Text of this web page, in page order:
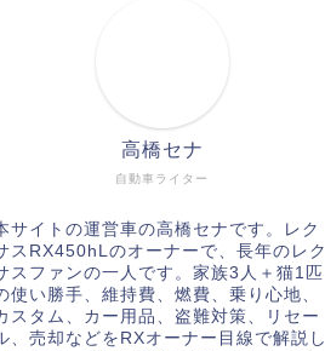
自動車ライター
高橋セナ
サイトの運営車の高橋セナです。レク
スRX450hLのオーナーで、長年のレク
スファンの一人です。家族3人＋猫1匹
使い勝手、維持費、燃費、乗り心地、
スタム、カー用品、盗難対策、リセー
、売却などをRXオーナー目線で解説し